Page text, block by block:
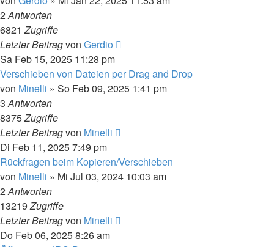
2Antworten
6821Zugriffe
Letzter Beitragvon Gerdio
Sa Feb 15, 2025 11:28 pm
Verschieben von Dateien per Drag and Drop
von Minelli » So Feb 09, 2025 1:41 pm
3Antworten
8375Zugriffe
Letzter Beitragvon Minelli
Di Feb 11, 2025 7:49 pm
Rückfragen beim Kopieren/Verschieben
von Minelli » Mi Jul 03, 2024 10:03 am
2Antworten
13219Zugriffe
Letzter Beitragvon Minelli
Do Feb 06, 2025 8:26 am